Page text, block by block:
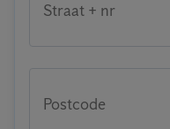
Straat + nr
Postcode